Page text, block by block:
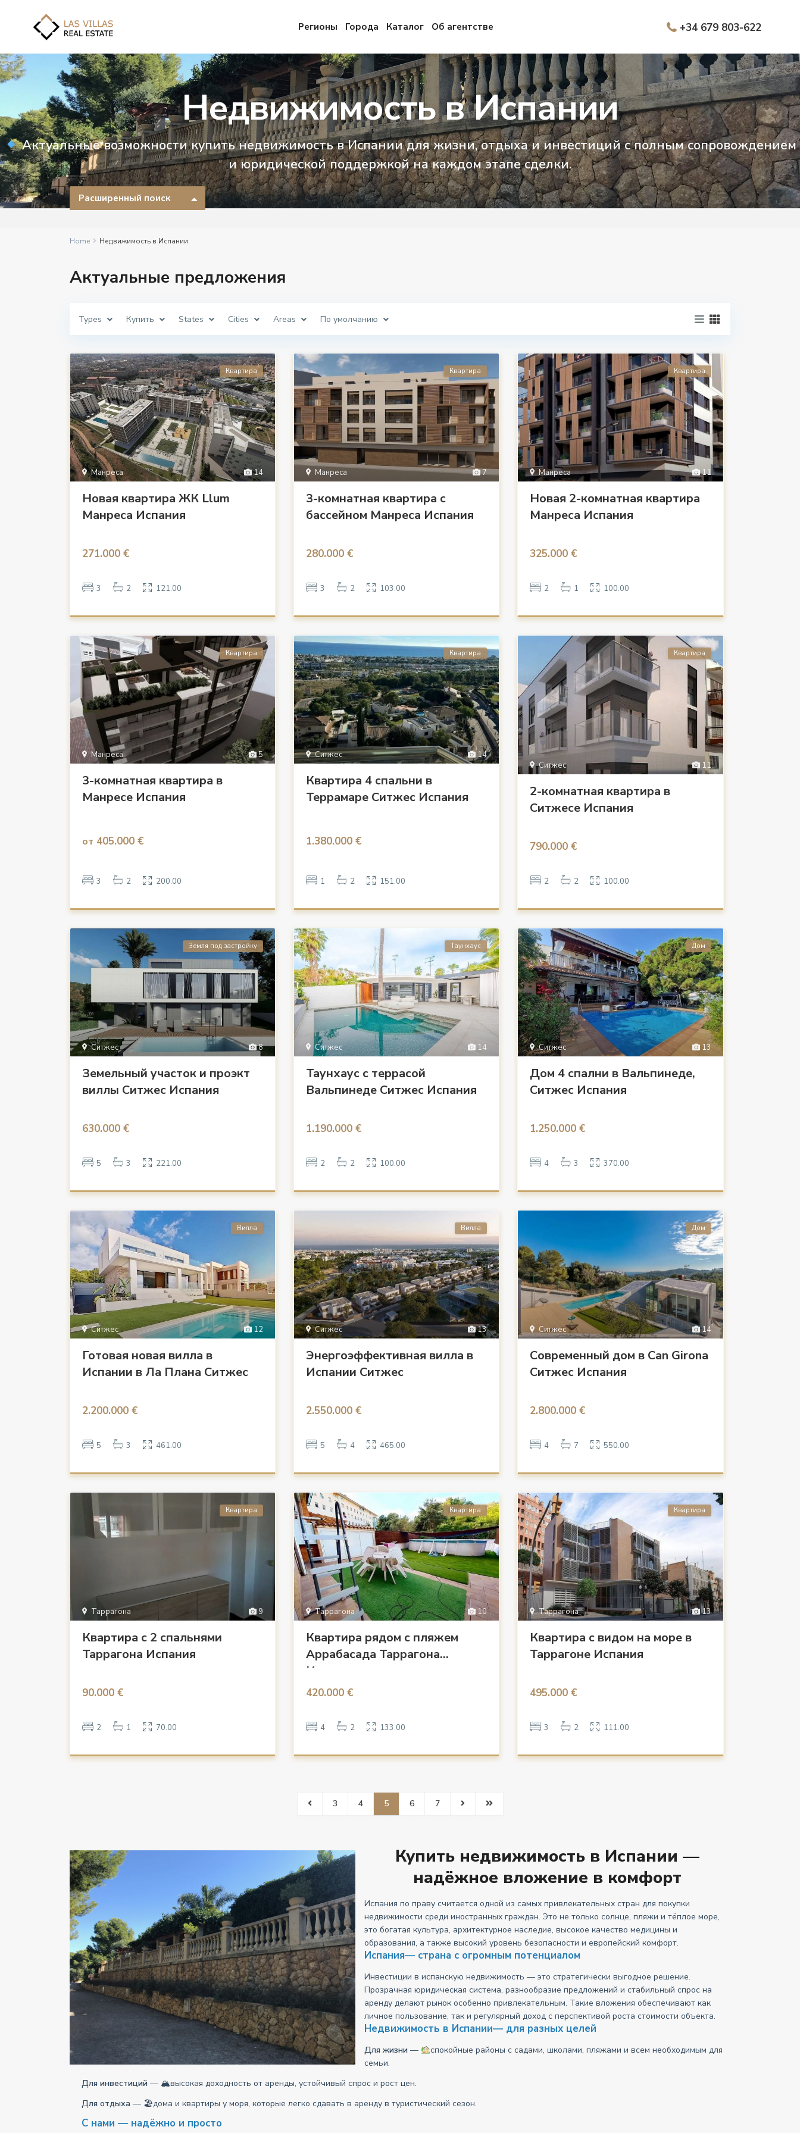
Регионы Города Каталог Об агентстве +34 679 803-622
Недвижимость в Испании
Актуальные возможности купить недвижимость в Испании для жизни, отдыха и инвестиций с полным сопровождением
и юридической поддержкой на каждом этапе сделки.
Расширенный поиск
Home Недвижимость в Испании
Актуальные предложения
Types Купить States Cities Areas По умолчанию
14
Манреса
Квартира
Новая квартира ЖК Llum
Манреса Испания
271.000 €
3 2 121.00
7
Манреса
Квартира
3-комнатная квартира с
бассейном Манреса Испания
280.000 €
3 2 103.00
11
Манреса
Квартира
Новая 2-комнатная квартира
Манреса Испания
325.000 €
2 1 100.00
5
Манреса
Квартира
3-комнатная квартира в
Манресе Испания
от 405.000 €
3 2 200.00
14
Ситжес
Квартира
Квартира 4 спальни в
Террамаре Ситжес Испания
1.380.000 €
1 2 151.00
11
Ситжес
Квартира
2-комнатная квартира в
Ситжесе Испания
790.000 €
2 2 100.00
8
Ситжес
Земля под застройку
Земельный участок и проэкт
виллы Ситжес Испания
630.000 €
5 3 221.00
14
Ситжес
Таунхаус
Таунхаус с террасой
Вальпинеде Ситжес Испания
1.190.000 €
2 2 100.00
13
Ситжес
Дом
Дом 4 спални в Вальпинеде,
Ситжес Испания
1.250.000 €
4 3 370.00
12
Ситжес
Вилла
Готовая новая вилла в
Испании в Ла Плана Ситжес
2.200.000 €
5 3 461.00
13
Ситжес
Вилла
Энергоэффективная вилла в
Испании Ситжес
2.550.000 €
5 4 465.00
14
Ситжес
Дом
Современный дом в Can Girona
Ситжес Испания
2.800.000 €
4 7 550.00
9
Таррагона
Квартира
Квартира с 2 спальнями
Таррагона Испания
90.000 €
2 1 70.00
10
Таррагона
Квартира
Квартира рядом с пляжем
Аррабасада Таррагона
Испания
420.000 €
4 2 133.00
13
Таррагона
Квартира
Квартира с видом на море в
Таррагоне Испания
495.000 €
3 2 111.00
3 4 5 6 7
Купить недвижимость в Испании —
надёжное вложение в комфорт
Испания по праву считается одной из самых привлекательных стран для покупки
недвижимости среди иностранных граждан. Это не только солнце, пляжи и тёплое море,
это богатая культура, архитектурное наследие, высокое качество медицины и
образования, а также высокий уровень безопасности и европейский комфорт.
Испания— страна с огромным потенциалом
Инвестиции в испанскую недвижимость — это стратегически выгодное решение.
Прозрачная юридическая система, разнообразие предложений и стабильный спрос на
аренду делают рынок особенно привлекательным. Такие вложения обеспечивают как
личное пользование, так и регулярный доход с перспективой роста стоимости объекта.
Недвижимость в Испании— для разных целей
Для жизни —
спокойные районы с садами, школами, пляжами и всем необходимым для
семьи.
Для инвестиций — 🏔высокая доходность от аренды, устойчивый спрос и рост цен.
Для отдыха — 🏖дома и квартиры у моря, которые легко сдавать в аренду в туристический сезон.
С нами — надёжно и просто